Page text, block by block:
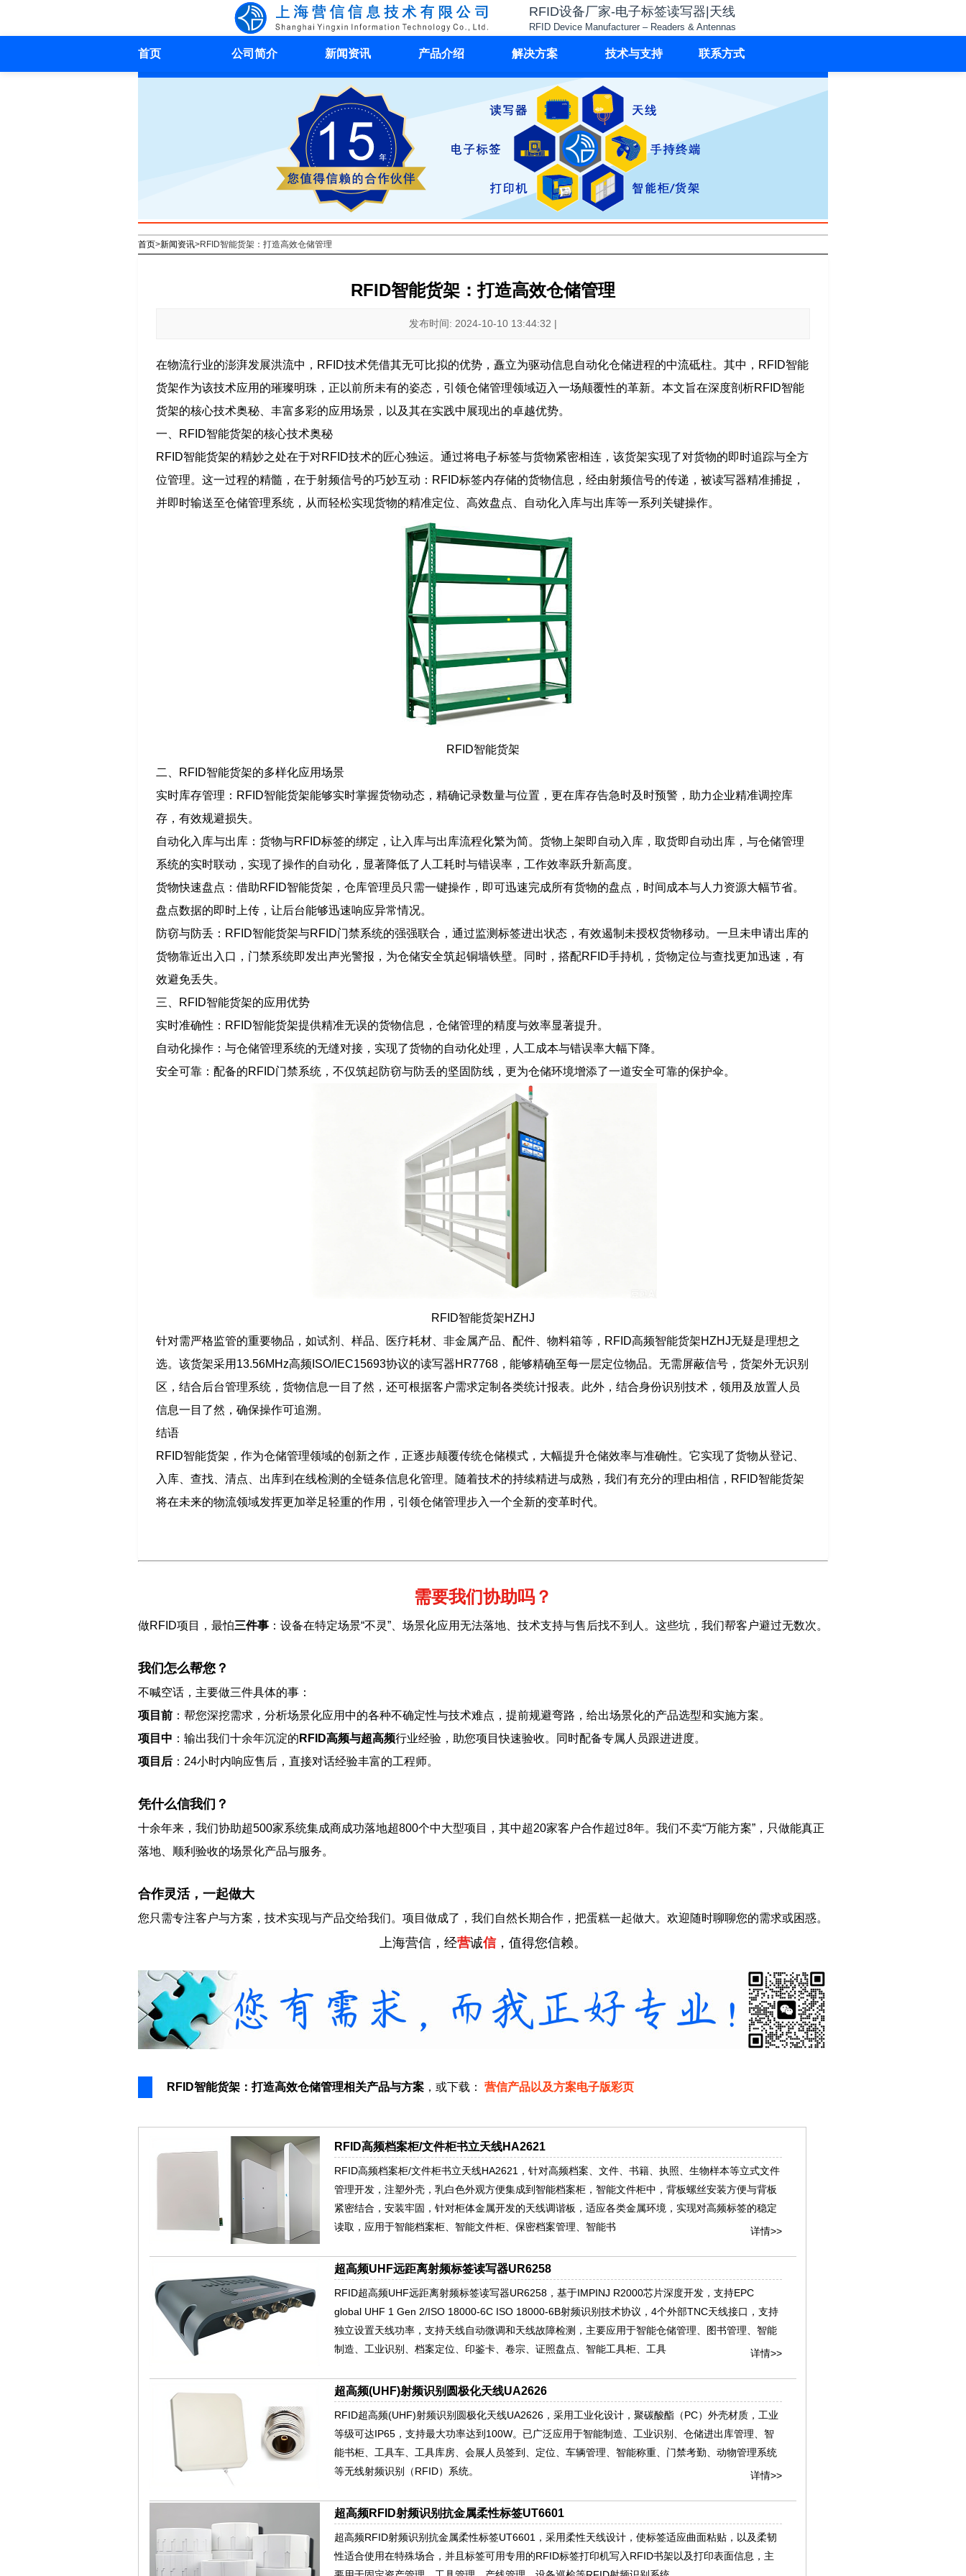
RFID设备厂家-电子标签读写器|天线
RFID Device Manufacturer – Readers & Antennas
首页 公司简介 新闻资讯 产品介绍 解决方案 技术与支持 联系方式
首页>新闻资讯>RFID智能货架：打造高效仓储管理
RFID智能货架：打造高效仓储管理
发布时间: 2024-10-10 13:44:32 |
在物流行业的澎湃发展洪流中，RFID技术凭借其无可比拟的优势，矗立为驱动信息自动化仓储进程的中流砥柱。其中，RFID智能
货架作为该技术应用的璀璨明珠，正以前所未有的姿态，引领仓储管理领域迈入一场颠覆性的革新。本文旨在深度剖析RFID智能
货架的核心技术奥秘、丰富多彩的应用场景，以及其在实践中展现出的卓越优势。
一、RFID智能货架的核心技术奥秘
RFID智能货架的精妙之处在于对RFID技术的匠心独运。通过将电子标签与货物紧密相连，该货架实现了对货物的即时追踪与全方
位管理。这一过程的精髓，在于射频信号的巧妙互动：RFID标签内存储的货物信息，经由射频信号的传递，被读写器精准捕捉，
并即时输送至仓储管理系统，从而轻松实现货物的精准定位、高效盘点、自动化入库与出库等一系列关键操作。
RFID智能货架
二、RFID智能货架的多样化应用场景
实时库存管理：RFID智能货架能够实时掌握货物动态，精确记录数量与位置，更在库存告急时及时预警，助力企业精准调控库
存，有效规避损失。
自动化入库与出库：货物与RFID标签的绑定，让入库与出库流程化繁为简。货物上架即自动入库，取货即自动出库，与仓储管理
系统的实时联动，实现了操作的自动化，显著降低了人工耗时与错误率，工作效率跃升新高度。
货物快速盘点：借助RFID智能货架，仓库管理员只需一键操作，即可迅速完成所有货物的盘点，时间成本与人力资源大幅节省。
盘点数据的即时上传，让后台能够迅速响应异常情况。
防窃与防丢：RFID智能货架与RFID门禁系统的强强联合，通过监测标签进出状态，有效遏制未授权货物移动。一旦未申请出库的
货物靠近出入口，门禁系统即发出声光警报，为仓储安全筑起铜墙铁壁。同时，搭配RFID手持机，货物定位与查找更加迅速，有
效避免丢失。
三、RFID智能货架的应用优势
实时准确性：RFID智能货架提供精准无误的货物信息，仓储管理的精度与效率显著提升。
自动化操作：与仓储管理系统的无缝对接，实现了货物的自动化处理，人工成本与错误率大幅下降。
安全可靠：配备的RFID门禁系统，不仅筑起防窃与防丢的坚固防线，更为仓储环境增添了一道安全可靠的保护伞。
RFID智能货架HZHJ
针对需严格监管的重要物品，如试剂、样品、医疗耗材、非金属产品、配件、物料箱等，RFID高频智能货架HZHJ无疑是理想之
选。该货架采用13.56MHz高频ISO/IEC15693协议的读写器HR7768，能够精确至每一层定位物品。无需屏蔽信号，货架外无识别
区，结合后台管理系统，货物信息一目了然，还可根据客户需求定制各类统计报表。此外，结合身份识别技术，领用及放置人员
信息一目了然，确保操作可追溯。
结语
RFID智能货架，作为仓储管理领域的创新之作，正逐步颠覆传统仓储模式，大幅提升仓储效率与准确性。它实现了货物从登记、
入库、查找、清点、出库到在线检测的全链条信息化管理。随着技术的持续精进与成熟，我们有充分的理由相信，RFID智能货架
将在未来的物流领域发挥更加举足轻重的作用，引领仓储管理步入一个全新的变革时代。
需要我们协助吗？
做RFID项目，最怕三件事 ：设备在特定场景“不灵”、场景化应用无法落地、技术支持与售后找不到人。这些坑，我们帮客户避过无数次。
我们怎么帮您？
不喊空话，主要做三件具体的事：
项目前 ：帮您深挖需求，分析场景化应用中的各种不确定性与技术难点，提前规避弯路，给出场景化的产品选型和实施方案。
项目中 ：输出我们十余年沉淀的 RFID高频与超高频行业经验，助您项目快速验收。同时配备专属人员跟进进度。
项目后 ：24小时内响应售后，直接对话经验丰富的工程师。
凭什么信我们？
十余年来，我们协助超500家系统集成商成功落地超800个中大型项目，其中超20家客户合作超过8年。我们不卖“万能方案”，只做能真正
落地、顺利验收的场景化产品与服务。
合作灵活，一起做大
您只需专注客户与方案，技术实现与产品交给我们。项目做成了，我们自然长期合作，把蛋糕一起做大。欢迎随时聊聊您的需求或困惑。
上海营信，经营诚信，值得您信赖。
RFID智能货架：打造高效仓储管理相关产品与方案 ，或下载： 营信产品以及方案电子版彩页
RFID高频档案柜/文件柜书立天线HA2621
RFID高频档案柜/文件柜书立天线HA2621，针对高频档案、文件、书籍、执照、生物样本等立式文件
管理开发，注塑外壳，乳白色外观方便集成到智能档案柜，智能文件柜中，背板螺丝安装方便与背板
紧密结合，安装牢固，针对柜体金属开发的天线调谐板，适应各类金属环境，实现对高频标签的稳定
读取，应用于智能档案柜、智能文件柜、保密档案管理、智能书
详情>>
超高频UHF远距离射频标签读写器UR6258
RFID超高频UHF远距离射频标签读写器UR6258，基于IMPINJ R2000芯片深度开发，支持EPC
global UHF 1 Gen 2/ISO 18000-6C ISO 18000-6B射频识别技术协议，4个外部TNC天线接口，支持
独立设置天线功率，支持天线自动微调和天线故障检测，主要应用于智能仓储管理、图书管理、智能
制造、工业识别、档案定位、印鉴卡、卷宗、证照盘点、智能工具柜、工具
详情>>
超高频(UHF)射频识别圆极化天线UA2626
RFID超高频(UHF)射频识别圆极化天线UA2626，采用工业化设计，聚碳酸酯（PC）外壳材质，工业
等级可达IP65，支持最大功率达到100W。已广泛应用于智能制造、工业识别、仓储进出库管理、智
能书柜、工具车、工具库房、会展人员签到、定位、车辆管理、智能称重、门禁考勤、动物管理系统
等无线射频识别（RFID）系统。
详情>>
超高频RFID射频识别抗金属柔性标签UT6601
超高频RFID射频识别抗金属柔性标签UT6601，采用柔性天线设计，使标签适应曲面粘贴，以及柔韧
性适合使用在特殊场合，并且标签可用专用的RFID标签打印机写入RFID书架以及打印表面信息，主